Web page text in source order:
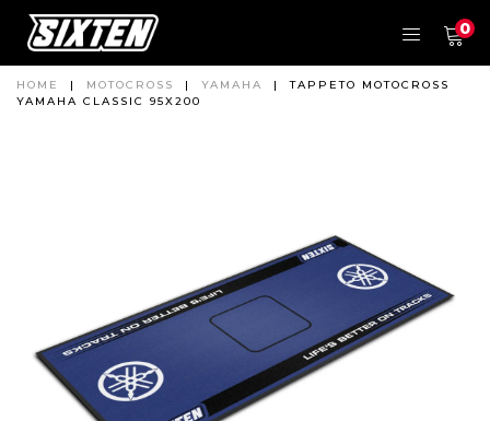
0
HOME | MOTOCROSS | YAMAHA |
TAPPETO MOTOCROSS
YAMAHA CLASSIC 95X200